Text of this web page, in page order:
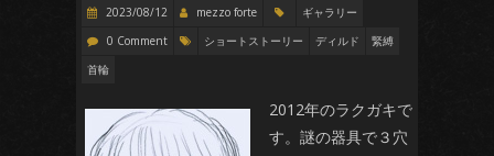
2023/08/12 mezzo forte
ギャラリー
0 Comment
ショートストーリー ディルド
緊縛
首輪
2012年のラクガキで
す。謎の器具で３穴